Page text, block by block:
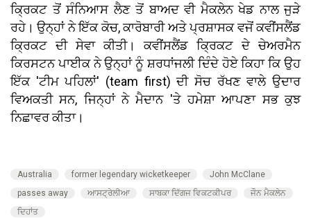
ਕ੍ਰਿਕਟ ਤੋਂ ਸੰਨਿਆਸ ਲੈਣ ਤੋਂ ਬਾਅਦ ਵੀ ਮੈਕਲੇਨ ਖੇਡ ਨਾਲ ਜੁੜੇ
ਰਹੇ। ਉਨ੍ਹਾਂ ਨੇ ਇੱਕ ਕੋਚ, ਕਾਰੋਬਾਰੀ ਅਤੇ ਪ੍ਰਸ਼ਾਸਕ ਵਜੋਂ ਕਵੀਂਸਲੈਂਡ
ਕ੍ਰਿਕਟ ਦੀ ਸੇਵਾ ਕੀਤੀ। ਕਵੀਂਸਲੈਂਡ ਕ੍ਰਿਕਟ ਦੇ ਚੇਅਰਮੈਨ
ਕਿਰਸਟਨ ਪਾਈਕ ਨੇ ਉਨ੍ਹਾਂ ਨੂੰ ਸ਼ਰਧਾਂਜਲੀ ਦਿੰਦੇ ਹੋਏ ਕਿਹਾ ਕਿ ਉਹ
ਇੱਕ 'ਟੀਮ ਪਹਿਲਾਂ' (team first) ਦੀ ਸੋਚ ਰੱਖਣ ਵਾਲੇ ਉਦਾਰ
ਵਿਅਕਤੀ ਸਨ, ਜਿਨ੍ਹਾਂ ਨੇ ਮੈਦਾਨ 'ਤੇ ਹਮੇਸ਼ਾ ਆਪਣਾ ਸਭ ਕੁਝ
ਨਿਛਾਵਰ ਕੀਤਾ।
Australia former legendary wicketkeeper
John McClane
passes away
ਆਸਟ੍ਰੇਲੀਆ ਸਾਬਕਾ ਦਿੱਗਜ ਵਿਕਟਕੀਪਰ
ਜੌਨ ਮੈਕਲੇਨ
ਦਿਹਾਂਤ